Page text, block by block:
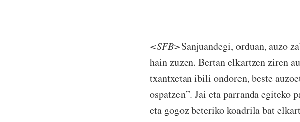
<SFB>Sanjuandegi, orduan, auzo
hain zuzen. Bertan elkartzen ziren
txantxetan ibili ondoren, beste
ospatzen”. Jai eta parranda egiteko
eta gogoz beteriko koadrila bat